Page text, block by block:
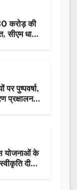
करोड़ की
सीएम धामी
पर पुष्पवर्षा,
प्रक्षालन…
योजनाओं के
दी…